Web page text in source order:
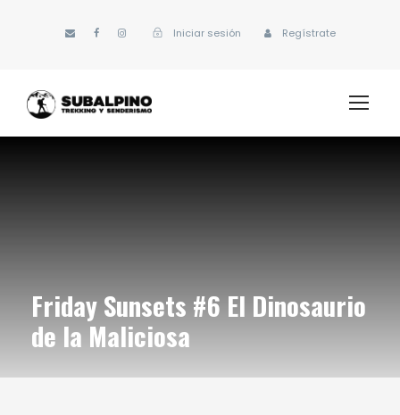
Iniciar sesión Regístrate
Friday Sunsets #6 El Dinosaurio
de la Maliciosa